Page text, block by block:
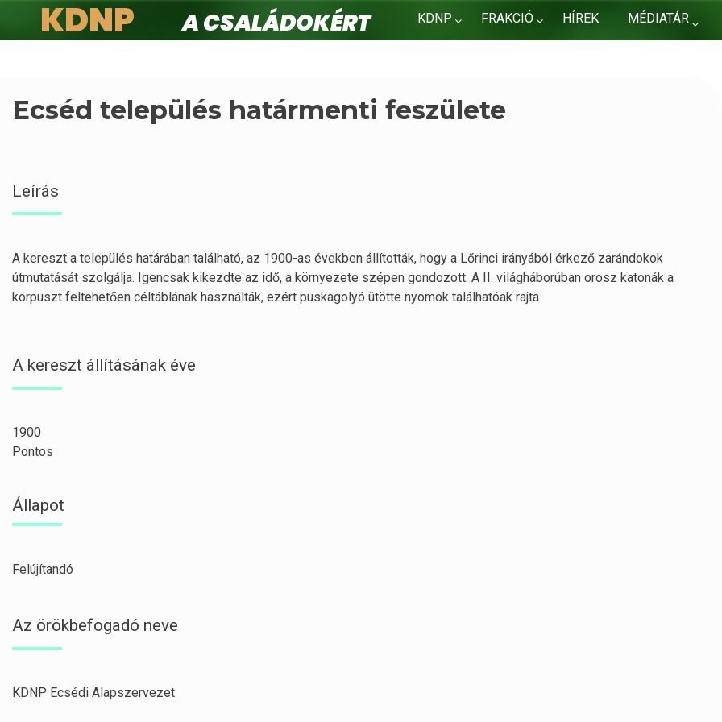
KDNP FRAKCIÓ HÍREK MÉDIATÁR
KDNP
A családokért.
Ecséd település határmenti feszülete
Leírás
A kereszt a település határában található, az 1900-as években állították, hogy a Lőrinci irányából érkező zarándokok
útmutatását szolgálja. Igencsak kikezdte az idő, a környezete szépen gondozott. A II. világháborúban orosz katonák a
korpuszt feltehetően céltáblának használták, ezért puskagolyó ütötte nyomok találhatóak rajta.
A kereszt állításának éve
1900
Pontos
Állapot
Felújítandó
Az örökbefogadó neve
KDNP Ecsédi Alapszervezet